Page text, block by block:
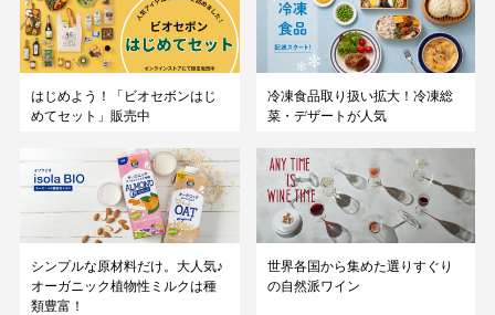
はじめよう！「ビオセボンはじ
めてセット」販売中
冷凍食品取り扱い拡大！冷凍総
菜・デザートが人気
シンプルな原材料だけ。大人気♪
オーガニック植物性ミルクは種
類豊富！
世界各国から集めた選りすぐり
の自然派ワイン